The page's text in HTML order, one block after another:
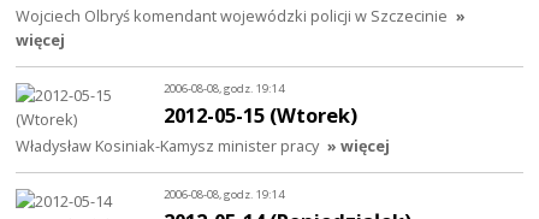
Wojciech Olbryś komendant wojewódzki policji w Szczecinie »
więcej
2006-08-08, godz. 19:14
2012-05-15 (Wtorek)
Władysław Kosiniak-Kamysz minister pracy » więcej
2006-08-08, godz. 19:14